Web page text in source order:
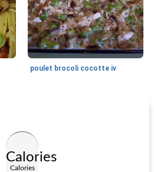
poulet brocoli cocotte iv
Calories
Calories